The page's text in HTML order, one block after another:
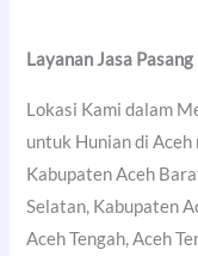
Layanan Jasa
Lokasi Kami dalam
untuk Hunian di
Kabupaten Aceh
Selatan, Kabupaten
Aceh Tengah, Aceh